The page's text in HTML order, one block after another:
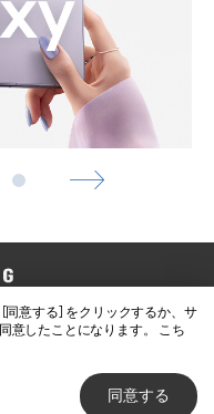
同意する] をクリックするか、サ
意したことになります。 こち
同意する
公式サイト
護方針